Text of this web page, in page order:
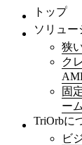
トップ
ソリュー
狭
ク
固
ー
TriOrbに
ビ